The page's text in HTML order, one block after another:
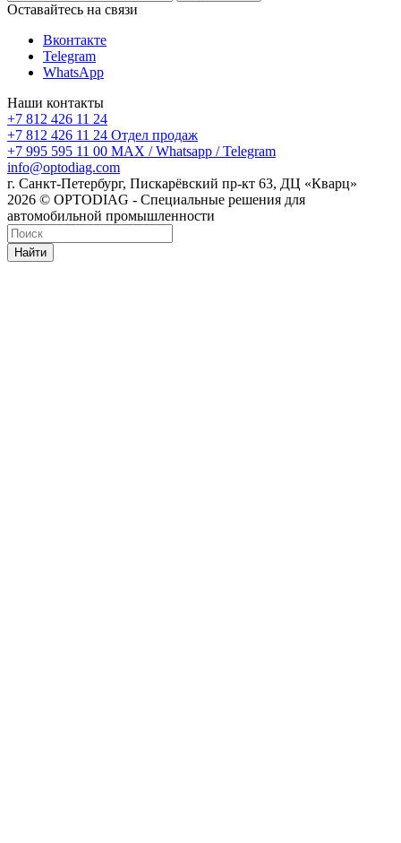
Оставайтесь на связи
Вконтакте
Telegram
WhatsApp
Наши контакты
+7 812 426 11 24
+7 812 426 11 24 Отдел продаж
+7 995 595 11 00 MAX / Whatsapp / Telegram
info@optodiag.com
г. Санкт-Петербург, Пискарёвский пр-кт 63, ДЦ «Кварц»
2026 © OPTODIAG - Специальные решения для
автомобильной промышленности
Найти